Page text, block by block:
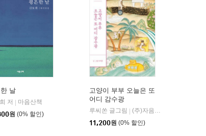
김영사
빈
날
저 | 마음산책
원 (0% 할인)
고양이 부부 오늘은 또
어디 감수광
루씨쏜 글그림 | (주)자음과모음
11,200원 (0% 할인)